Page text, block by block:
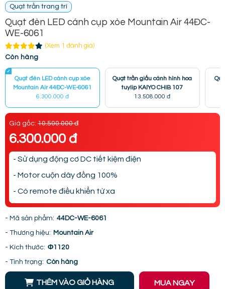
Quạt trần trang trí
Quạt đèn LED cánh cụp xòe Mountain Air 44ĐC-
WE-6061
(Xem 1 đánh giá)
Còn hàng
Quạt đèn LED cánh cụp xòe
Mountain Air 44ĐC-WE-6061
6.300.000 đ
Quạt trần giấu cánh hình hoa
tuylip KAIYO CHIB 107
13.508.000 đ
Giá gốc: 10.500.000 đ
6.300.000 đ
- Sử dụng động cơ DC tiết kiệm điện
- Motor cuộn dây đồng 100%
- Có remote điều khiển từ xa
- Mã sản phẩm: 44DC-WE-6061
- Thương hiệu: Mountain Air
- Kích thước: Φ1120
- Tình trạng: Còn hàng
THÊM VÀO GIỎ HÀNG MUA NGAY